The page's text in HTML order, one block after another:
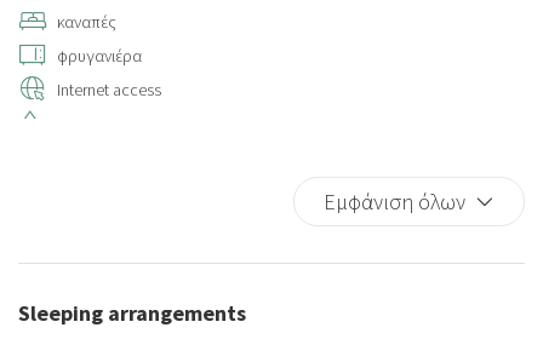
καναπές
φρυγανιέρα
Internet access
Closets in room
Towels
Εμφάνιση όλων
Sleeping arrangements